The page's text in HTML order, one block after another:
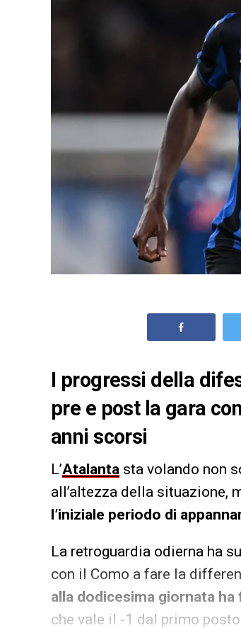
I progressi della
pre e post la gara
anni scorsi
L’Atalanta sta volando non
all’altezza della situazione,
l’iniziale periodo di
La retroguardia odierna ha
con il Como a fare la
alla dodicesima giornata
che vale il -1 dal primo